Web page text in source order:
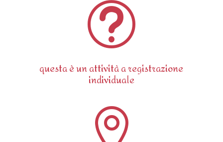
t
questa è un attività a registrazione
individuale
